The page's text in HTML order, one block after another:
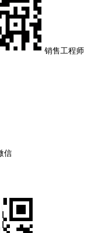
销售工程师
信